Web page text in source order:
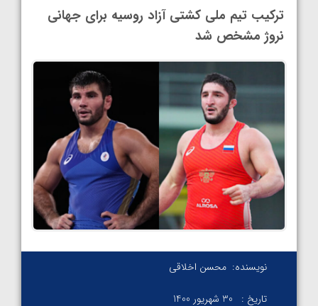
ترکیب تیم ملی کشتی آزاد روسیه برای جهانی
نروژ مشخص شد
نویسنده: محسن اخلاقی
تاریخ :
30 شهریور 1400